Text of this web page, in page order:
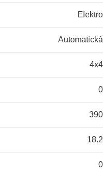
Elektro
Automatická
4x4
0
390
18.2
0